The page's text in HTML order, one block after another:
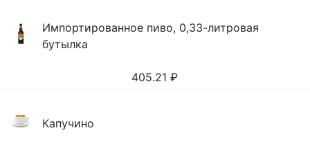
Импортированное пиво, 0,33-литровая
бутылка
405.21 ₽
Капучино